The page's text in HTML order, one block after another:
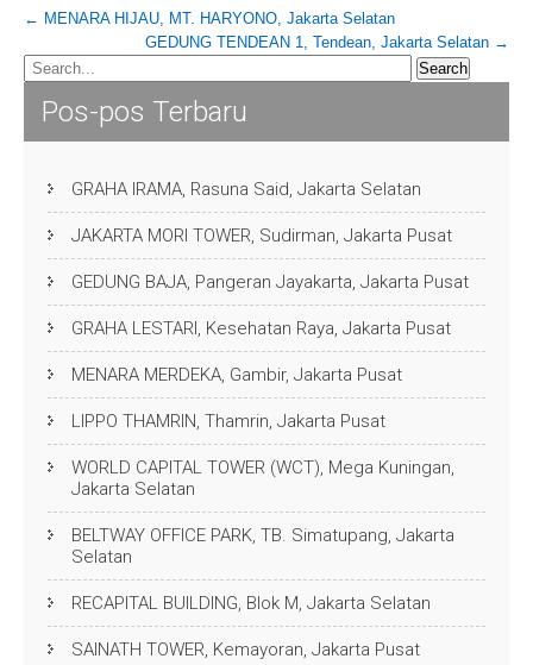
Post
navigation
← MENARA HIJAU, MT. HARYONO, Jakarta Selatan
GEDUNG TENDEAN 1, Tendean, Jakarta Selatan →
Pos-pos Terbaru
GRAHA IRAMA, Rasuna Said, Jakarta Selatan
JAKARTA MORI TOWER, Sudirman, Jakarta Pusat
GEDUNG BAJA, Pangeran Jayakarta, Jakarta Pusat
GRAHA LESTARI, Kesehatan Raya, Jakarta Pusat
MENARA MERDEKA, Gambir, Jakarta Pusat
LIPPO THAMRIN, Thamrin, Jakarta Pusat
WORLD CAPITAL TOWER (WCT), Mega Kuningan,
Jakarta Selatan
BELTWAY OFFICE PARK, TB. Simatupang, Jakarta
Selatan
RECAPITAL BUILDING, Blok M, Jakarta Selatan
SAINATH TOWER, Kemayoran, Jakarta Pusat